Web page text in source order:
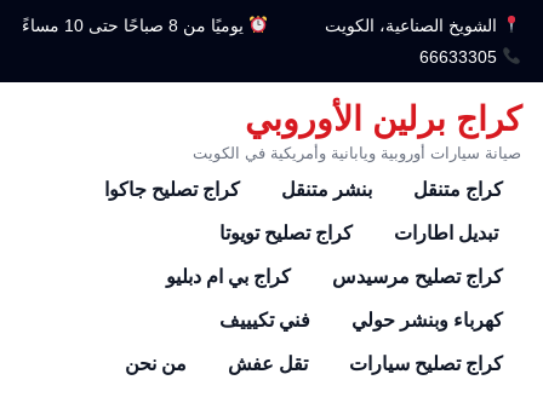
الشويخ الصناعية، الكويت
يوميًا من 8 صباحًا حتى 10 مساءً
66633305
كراج برلين الأوروبي
صيانة سيارات أوروبية ويابانية وأمريكية في الكويت
كراج متنقل بنشر متنقل كراج تصليح جاكوا
تبديل اطارات كراج تصليح تويوتا
كراج تصليح مرسيدس كراج بي ام دبليو
كهرباء وبنشر حولي فني تكيييف
كراج تصليح سيارات تقل عفش من نحن